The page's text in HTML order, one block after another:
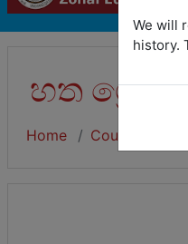
හත
Home Courses
We will
history.